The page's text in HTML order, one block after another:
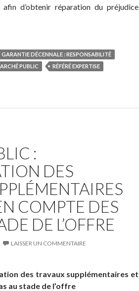
d’obtenir réparation du préjudice
GARANTIE DÉCENNALE : RESPONSABILITÉ
PUBLIC
RÉFÉRÉ EXPERTISE
:
DES
COMPTE DES
DE L’OFFRE
LAISSER UN COMMENTAIRE
des travaux supplémentaires et
au stade de l’offre